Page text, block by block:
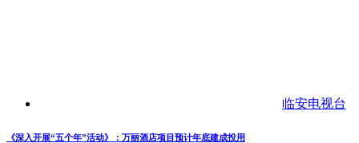
临安电视台
《深入开展“五个年”活动》：万丽酒店项目预计年底建成投用